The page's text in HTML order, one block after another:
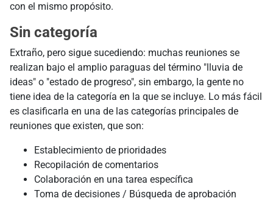
con el mismo propósito.
Sin categoría
Extraño, pero sigue sucediendo: muchas reuniones se
realizan bajo el amplio paraguas del término "lluvia de
ideas" o "estado de progreso", sin embargo, la gente no
tiene idea de la categoría en la que se incluye. Lo más fácil
es clasificarla en una de las categorías principales de
reuniones que existen, que son:
Establecimiento de prioridades
Recopilación de comentarios
Colaboración en una tarea específica
Toma de decisiones / Búsqueda de aprobación